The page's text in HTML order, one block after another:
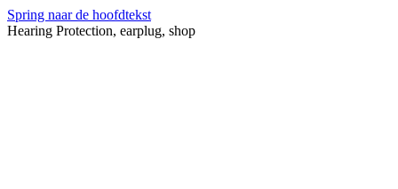
Spring naar de hoofdtekst
Hearing Protection, earplug, shop